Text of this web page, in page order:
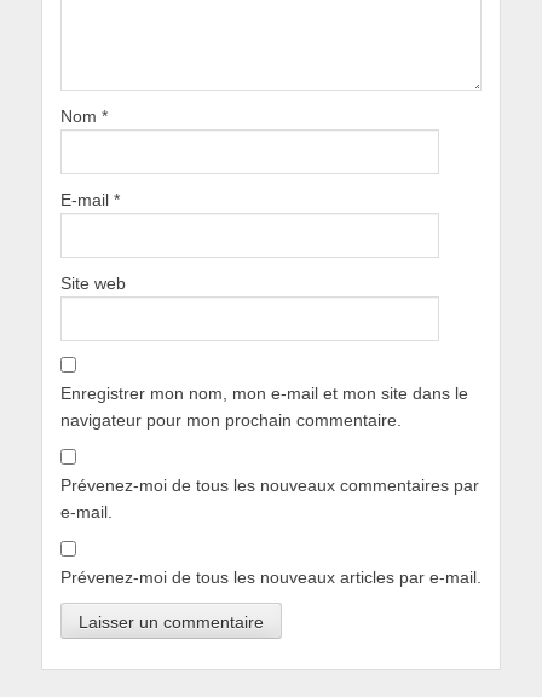
Nom *
E-mail *
Site web
Enregistrer mon nom, mon e-mail et mon site dans le
navigateur pour mon prochain commentaire.
Prévenez-moi de tous les nouveaux commentaires par
e-mail.
Prévenez-moi de tous les nouveaux articles par e-mail.